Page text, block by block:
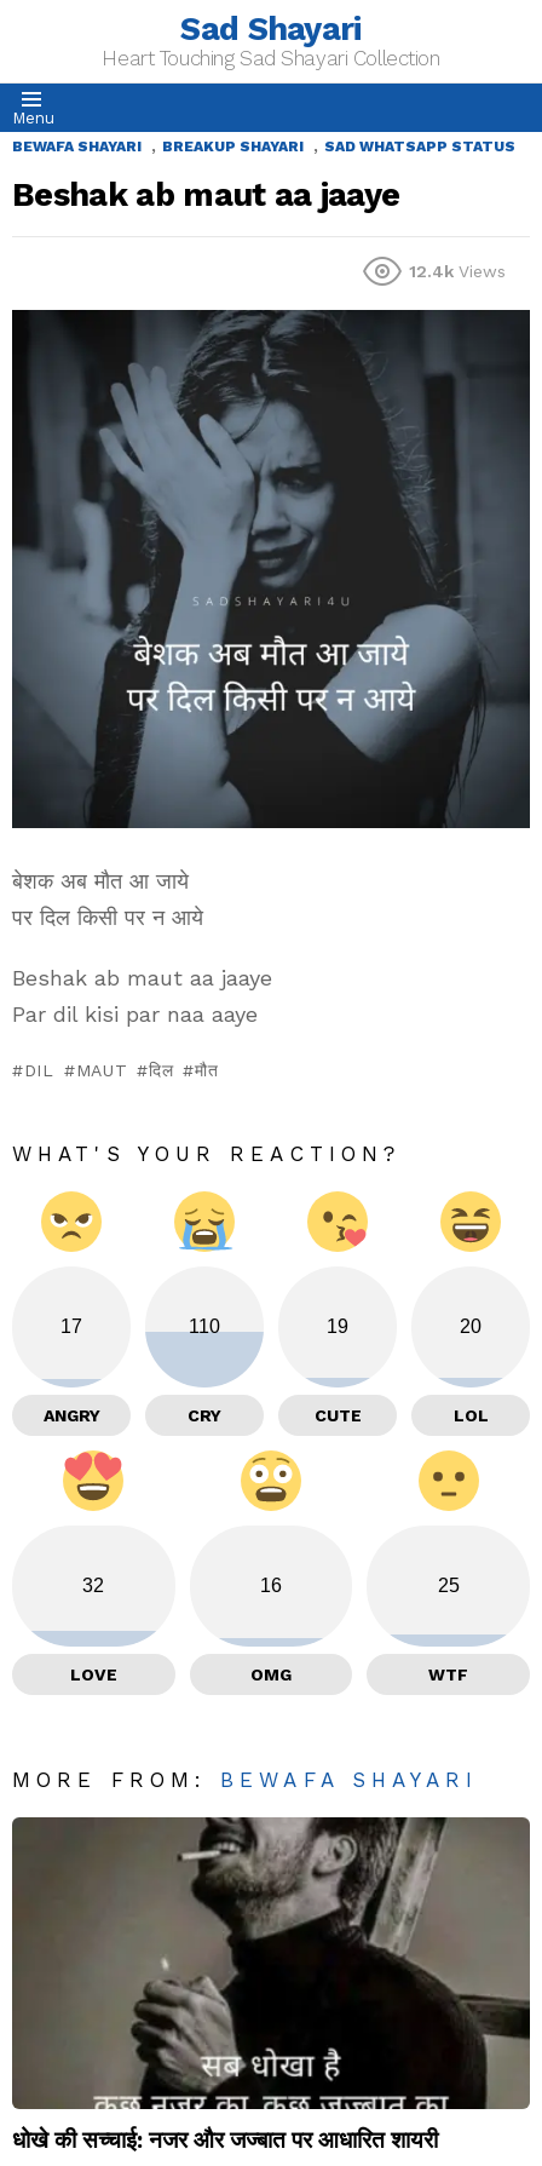
Sad Shayari
Heart Touching Sad Shayari Collection
Menu
BEWAFA SHAYARI , BREAKUP SHAYARI , SAD WHATSAPP STATUS
Beshak ab maut aa jaaye
12.4k Views
बेशक अब मौत आ जाये
पर दिल किसी पर न आये
Beshak ab maut aa jaaye
Par dil kisi par naa aaye
DIL MAUT दिल मौत
WHAT'S YOUR REACTION?
17
ANGRY
110
CRY
19
CUTE
20
LOL
32
LOVE
16
OMG
25
WTF
MORE FROM: BEWAFA SHAYARI
धोखे की सच्चाई: नजर और जज्बात पर आधारित शायरी